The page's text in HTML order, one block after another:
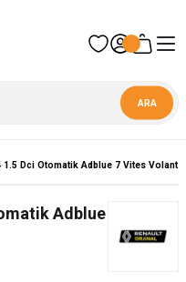
ARA
1.5 Dci Otomatik Adblue 7 Vites Volant
Adblue